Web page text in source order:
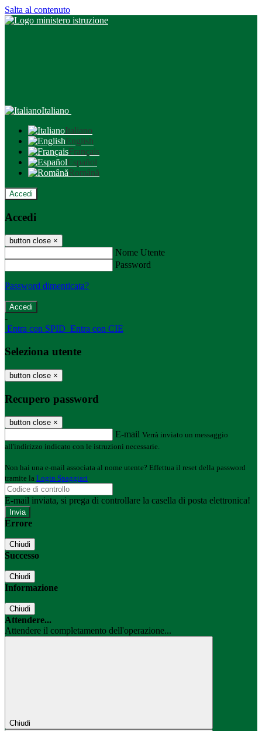
Salta al contenuto
Italiano
Italiano
English
Français
Español
Română
Accedi
Accedi
button close ×
Nome Utente
Password
Password dimenticata?
-
Entra con SPID Entra con CIE
Seleziona utente
button close ×
Recupero password
button close ×
E-mail Verrà inviato un messaggio
all'indirizzo indicato con le istruzioni necessarie.
Non hai una e-mail associata al nome utente? Effettua il reset della password
tramite la Login Spaggiari
E-mail inviata, si prega di controllare la casella di posta elettronica!
Errore
Chiudi
Successo
Chiudi
Informazione
Chiudi
Attendere...
Attendere il completamento dell'operazione...
Chiudi